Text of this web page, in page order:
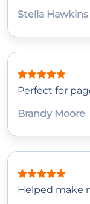
Stella Hawkins
Perfect for
Brandy Moore
Helped make